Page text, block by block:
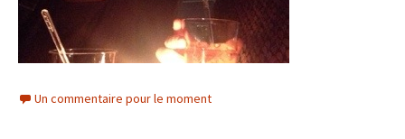
Un commentaire pour le moment